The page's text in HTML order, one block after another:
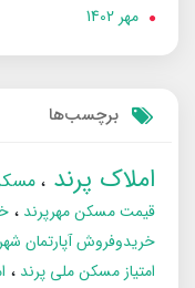
مهر 1402
برچسب‌ها
املاک پرند
قیمت مسکن مهرپرند
خریدوفروش آپارتمان
امتیاز مسکن ملی پرند